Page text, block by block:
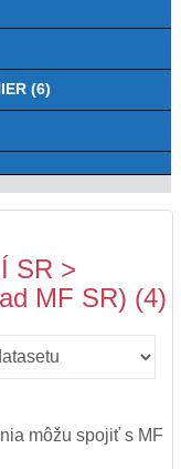
(6)
SR >
MF SR) (4)
môžu spojiť s MF